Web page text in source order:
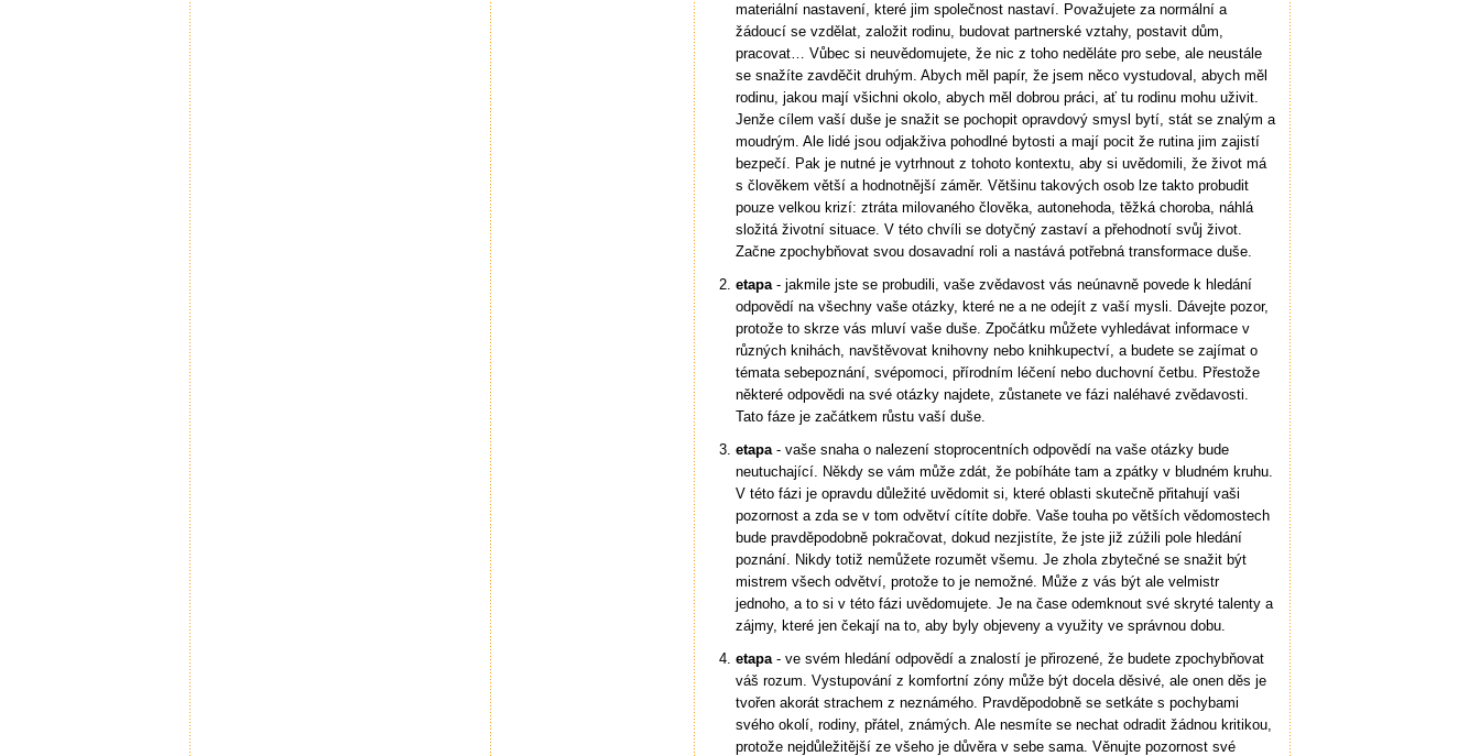
materiální nastavení, které jim společnost nastaví. Považujete za normální a
žádoucí se vzdělat, založit rodinu, budovat partnerské vztahy, postavit dům,
pracovat… Vůbec si neuvědomujete, že nic z toho neděláte pro sebe, ale neustále
se snažíte zavděčit druhým. Abych měl papír, že jsem něco vystudoval, abych měl
rodinu, jakou mají všichni okolo, abych měl dobrou práci, ať tu rodinu mohu uživit.
Jenže cílem vaší duše je snažit se pochopit opravdový smysl bytí, stát se znalým a
moudrým. Ale lidé jsou odjakživa pohodlné bytosti a mají pocit že rutina jim zajistí
bezpečí. Pak je nutné je vytrhnout z tohoto kontextu, aby si uvědomili, že život má
s člověkem větší a hodnotnější záměr. Většinu takových osob lze takto probudit
pouze velkou krizí: ztráta milovaného člověka, autonehoda, těžká choroba, náhlá
složitá životní situace. V této chvíli se dotyčný zastaví a přehodnotí svůj život.
Začne zpochybňovat svou dosavadní roli a nastává potřebná transformace duše.
etapa- jakmile jste se probudili, vaše zvědavost vás neúnavně povede k hledání
odpovědí na všechny vaše otázky, které ne a ne odejít z vaší mysli. Dávejte pozor,
protože to skrze vás mluví vaše duše. Zpočátku můžete vyhledávat informace v
různých knihách, navštěvovat knihovny nebo knihkupectví, a budete se zajímat o
témata sebepoznání, svépomoci, přírodním léčení nebo duchovní četbu. Přestože
některé odpovědi na své otázky najdete, zůstanete ve fázi naléhavé zvědavosti.
Tato fáze je začátkem růstu vaší duše.
etapa- vaše snaha o nalezení stoprocentních odpovědí na vaše otázky bude
neutuchající. Někdy se vám může zdát, že pobíháte tam a zpátky v bludném kruhu.
V této fázi je opravdu důležité uvědomit si, které oblasti skutečně přitahují vaši
pozornost a zda se v tom odvětví cítíte dobře. Vaše touha po větších vědomostech
bude pravděpodobně pokračovat, dokud nezjistíte, že jste již zúžili pole hledání
poznání. Nikdy totiž nemůžete rozumět všemu. Je zhola zbytečné se snažit být
mistrem všech odvětví, protože to je nemožné. Může z vás být ale velmistr
jednoho, a to si v této fázi uvědomujete. Je na čase odemknout své skryté talenty a
zájmy, které jen čekají na to, aby byly objeveny a využity ve správnou dobu.
etapa- ve svém hledání odpovědí a znalostí je přirozené, že budete zpochybňovat
váš rozum. Vystupování z komfortní zóny může být docela děsivé, ale onen děs je
tvořen akorát strachem z neznámého. Pravděpodobně se setkáte s pochybami
svého okolí, rodiny, přátel, známých. Ale nesmíte se nechat odradit žádnou kritikou,
protože nejdůležitější ze všeho je důvěra v sebe sama. Věnujte pozornost své